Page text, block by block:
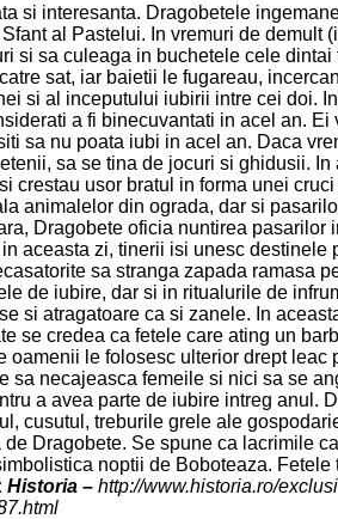
si interesanta. Dragobetele
al Pastelui. In vremuri de demult
si sa culeaga in buchetele cele
sat, iar baietii le fugareau,
si al inceputului iubirii intre cei doi.
a fi binecuvantati in acel an.
sa nu poata iubi in acel an. Daca
sa se tina de jocuri si ghidusii.
usor bratul in forma unei
animalelor din ograda, dar si
Dragobete oficia nuntirea pasarilor
aceasta zi, tinerii isi unesc destinele
sa stranga zapada ramasa
de iubire, dar si in ritualurile de
si atragatoare ca si zanele. In
credea ca fetele care ating un
le folosesc ulterior drept
necajeasca femeile si nici sa se
a avea parte de iubire intreg anul.
cusutul, treburile grele ale
Dragobete. Se spune ca lacrimile
noptii de Boboteaza.
Historia – http://www.historia.ro/